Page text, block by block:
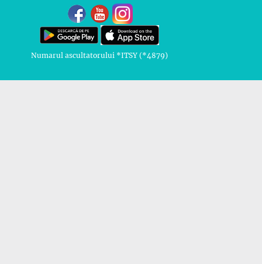
Numarul ascultatorului *ITSY (*4879)